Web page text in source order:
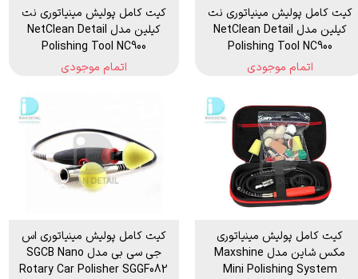
کیت کامل پولیش مینیاتوری نت
کیلین مدل NetClean Detail
Polishing Tool NC900
اتمام موجودی
کیت کامل پولیش مینیاتوری نت
کیلین مدل NetClean Detail
Polishing Tool NC900
اتمام موجودی
کیت کامل پولیش مینیاتوری
مکس شاین مدل Maxshine
Mini Polishing System
کیت کامل پولیش مینیاتوری اس
جی سی بی مدل SGCB Nano
Rotary Car Polisher SGGF082